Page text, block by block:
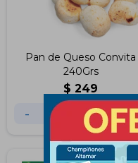
Pan de Queso Convita
240Grs
$ 249
- +